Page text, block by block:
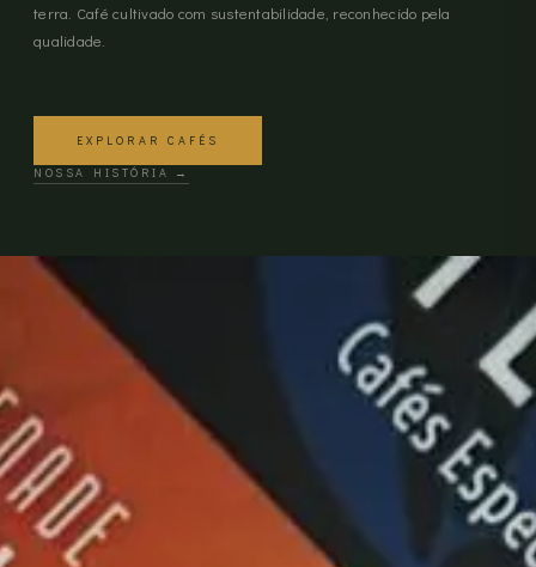
terra. Café cultivado com sustentabilidade, reconhecido pela
qualidade.
EXPLORAR CAFÉS
NOSSA HISTÓRIA →